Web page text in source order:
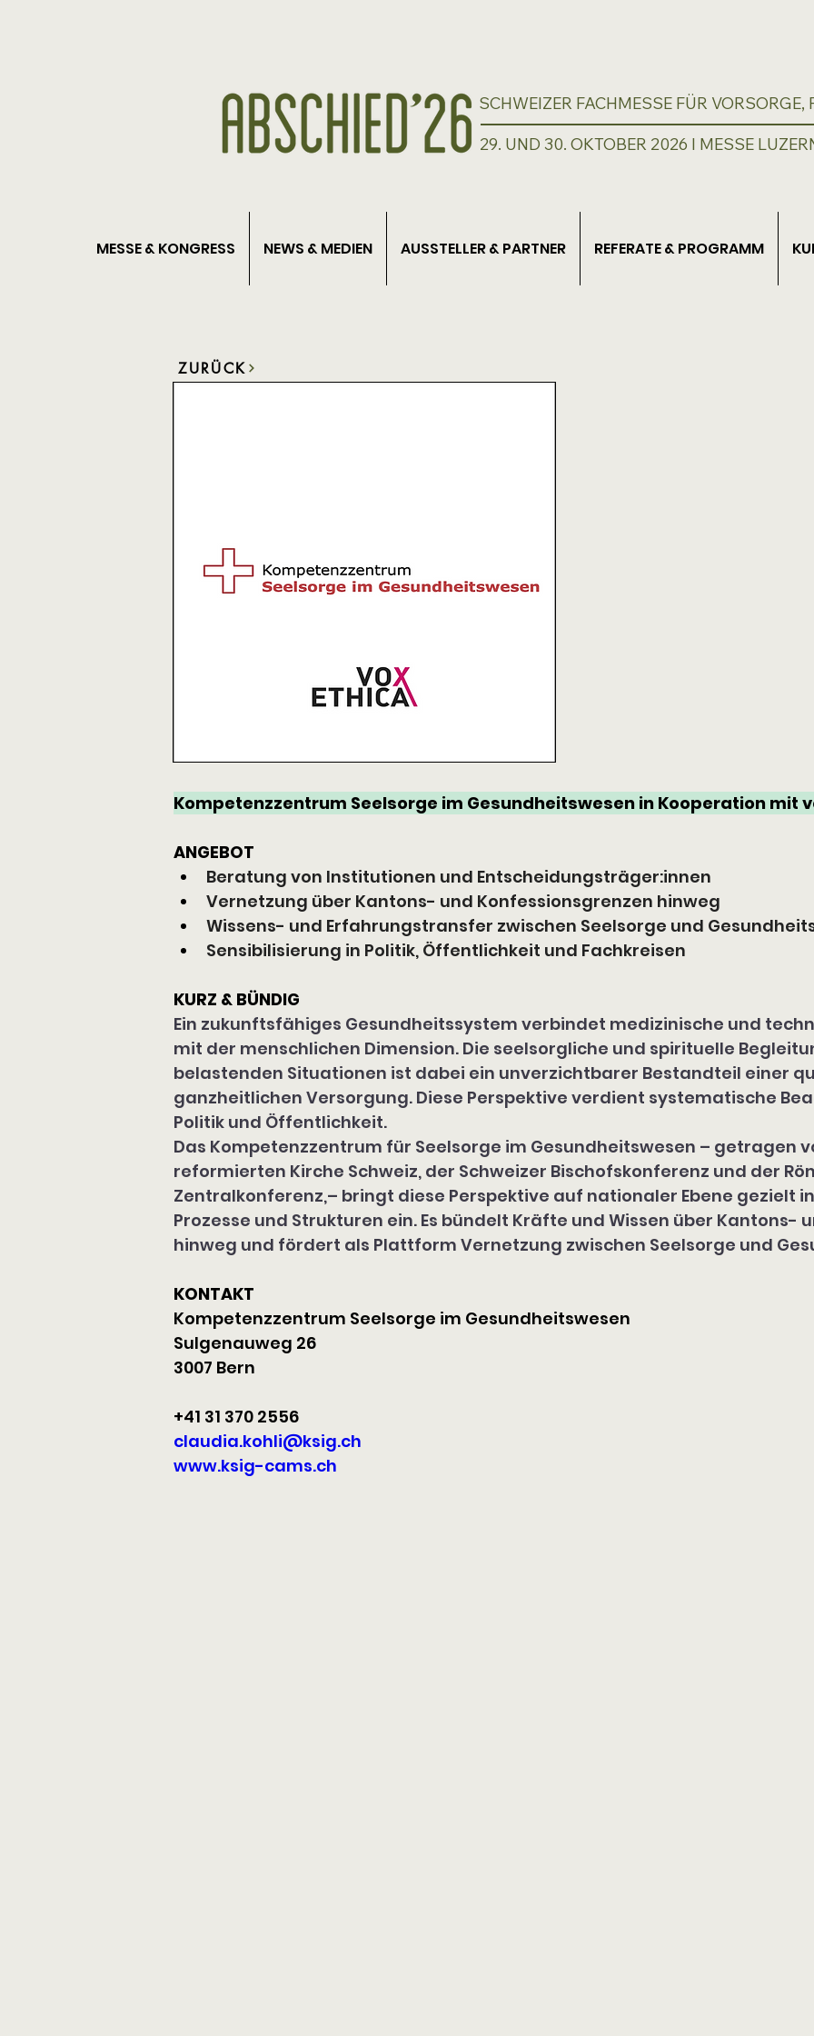
SCHWEIZER FACHMESSE FÜR
29. UND 30. OKTOBER 2026 I MESSE
MESSE & KONGRESS NEWS & MEDIEN AUSSTELLER & PARTNER REFERATE & PROGRAMM
ZURÜCK
Kompetenzzentrum Seelsorge im Gesundheitswesen in Kooperation mit
ANGEBOT
Beratung von Institutionen und Entscheidungsträger:innen
Vernetzung über Kantons- und Konfessionsgrenzen hinweg
Wissens- und Erfahrungstransfer zwischen Seelsorge und
Sensibilisierung in Politik, Öffentlichkeit und Fachkreisen
KURZ & BÜNDIG
Ein zukunftsfähiges Gesundheitssystem verbindet medizinische und
mit der menschlichen Dimension. Die seelsorgliche und spirituelle
belastenden Situationen ist dabei ein unverzichtbarer Bestandteil einer
ganzheitlichen Versorgung. Diese Perspektive verdient systematische
Politik und Öffentlichkeit.
Das Kompetenzzentrum für Seelsorge im Gesundheitswesen – getragen
reformierten Kirche Schweiz, der Schweizer Bischofskonferenz und der
Zentralkonferenz,– bringt diese Perspektive auf nationaler Ebene gezielt
Prozesse und Strukturen ein. Es bündelt Kräfte und Wissen über Kantons-
hinweg und fördert als Plattform Vernetzung zwischen Seelsorge und
KONTAKT
Kompetenzzentrum Seelsorge im Gesundheitswesen
Sulgenauweg 26
3007 Bern
+41 31 370 2556
claudia.kohli@ksig.ch
www.ksig-cams.ch